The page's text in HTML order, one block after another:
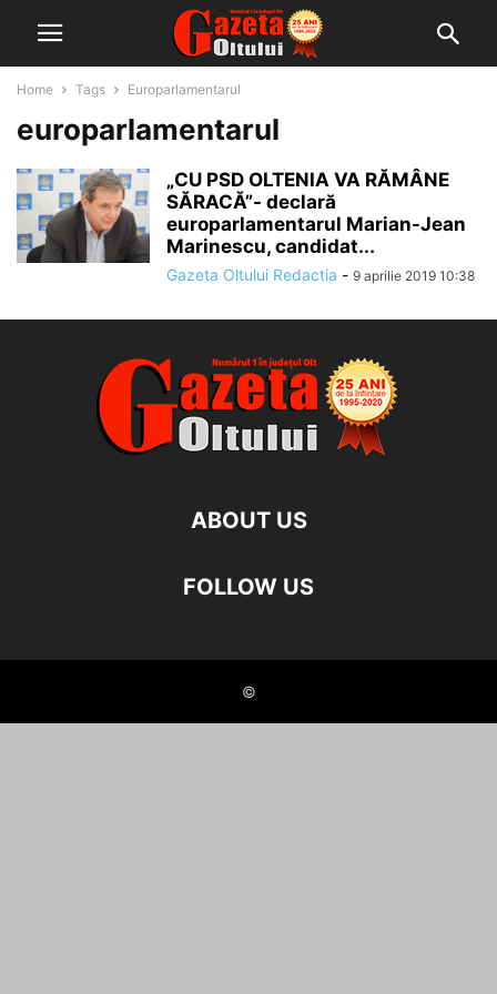
Home Tags Europarlamentarul
europarlamentarul
„CU PSD OLTENIA VA RĂMÂNE
SĂRACĂ”- declară
europarlamentarul Marian-Jean
Marinescu, candidat...
Gazeta Oltului Redactia - 9 aprilie 2019 10:38
ABOUT US
FOLLOW US
©